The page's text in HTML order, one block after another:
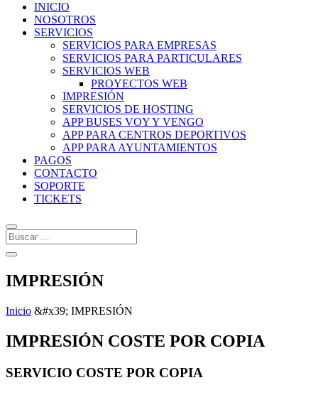
INICIO
NOSOTROS
SERVICIOS
SERVICIOS PARA EMPRESAS
SERVICIOS PARA PARTICULARES
SERVICIOS WEB
PROYECTOS WEB
IMPRESIÓN
SERVICIOS DE HOSTING
APP BUSES VOY Y VENGO
APP PARA CENTROS DEPORTIVOS
APP PARA AYUNTAMIENTOS
PAGOS
CONTACTO
SOPORTE
TICKETS
IMPRESIÓN
Inicio &#x39; IMPRESIÓN
IMPRESIÓN COSTE POR COPIA
SERVICIO COSTE POR COPIA